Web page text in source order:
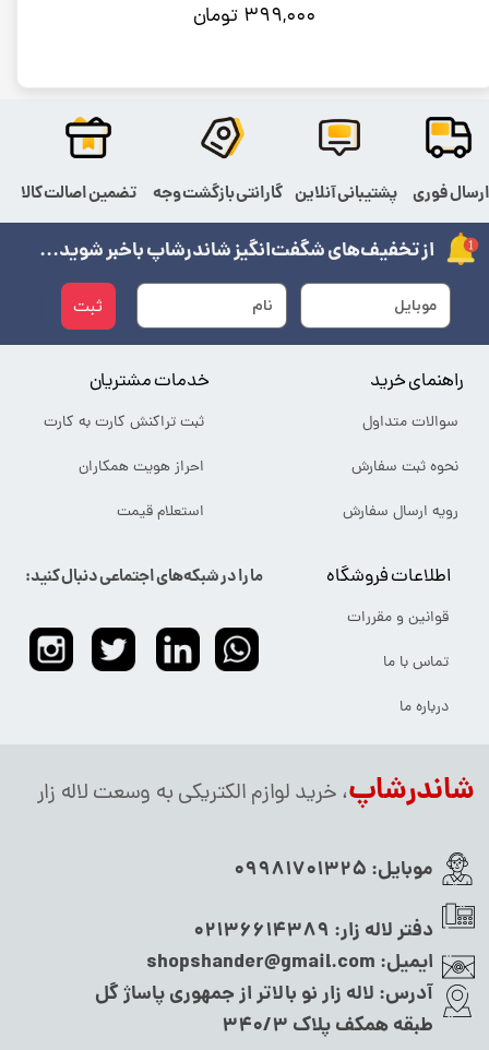
۳۹۹,۰۰۰ تومان
شاندرشاپ، خرید لوازم الکتریکی به وسعت لاله زار
موبایل: 09981701325
دفتر لاله زار: 02136614389
ایمیل: shopshander@gmail.com
آدرس: لاله زار نو بالاتر از جمهوری پاساژ گل
طبقه همکف پلاک ۳۴۰/۳
ما را در شبکه‌های اجتماعی دنبال کنید:
ثبت
از تخفیف‌های شگفت‌انگیز شاندرشاپ باخبر شوید...
اطلاعات فروشگاه
قوانین و مقررات
تماس با ما
درباره ما
خدمات مشتریان
ثبت تراکنش کارت به کارت
احراز هویت همکاران
استعلام قیمت
راهنمای خرید
سوالات متداول
نحوه ثبت سفارش
رویه ارسال سفارش
ارسال فوری پشتیبانی آنلاین گارانتی بازگشت وجه تضمین اصالت کالا